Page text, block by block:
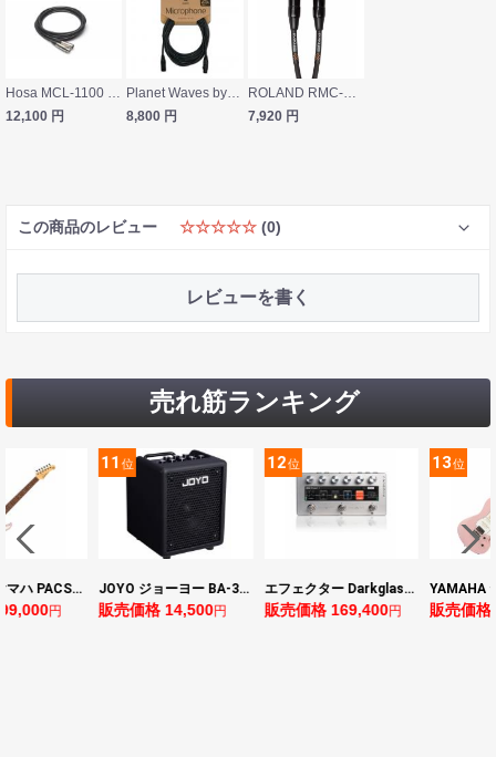
Hosa MCL-1100 30m XLRオス-メス マイクケーブル
12,100 円
Planet Waves by D'Addario PW-CMIC-50 15.2m XLR/XLR マイクケーブル
8,800 円
ROLAND RMC-B50 15m XLR マイクケーブル
7,920 円
この商品のレビュー ☆☆☆☆☆ (0)
レビューを書く
売れ筋ランキング
YAMAHA ヤマハ PACS+12 ASP Pacifica Standard Plus パシフィカスタンダードプラス エレキギター
円
JOYO ジョーヨー BA-30 VIBE CUBE BLK 30W 小型ベースアンプ Bluetooth+OTGオーディオI/F搭載
販売価格 14,500円
12
エフェクター Darkglass Electronics Anagram ベースエフェクター プリアンプ ダークグラス アナグラム
販売価格 169,400円 販売価格